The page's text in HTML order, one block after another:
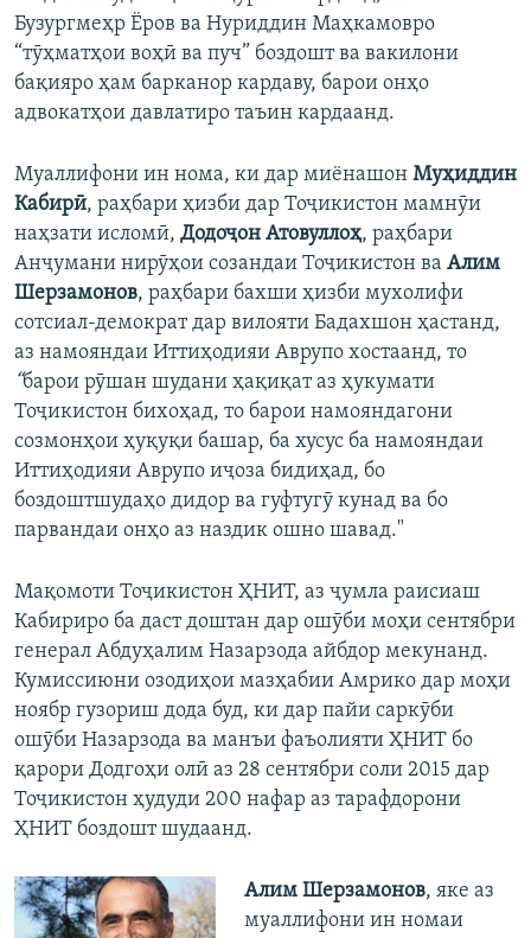
Бузургмеҳр Ёров ва Нуриддин Маҳкамовро
“тӯҳматҳои воҳӣ ва пуч” боздошт ва вакилони
бақияро ҳам барканор кардаву, барои онҳо
адвокатҳои давлатиро таъин кардаанд.
Муаллифони ин нома, ки дар миёнашон Муҳиддин
Кабирӣ, раҳбари ҳизби дар Тоҷикистон мамнӯи
наҳзати исломӣ, Додоҷон Атовуллоҳ, раҳбари
Анҷумани нирӯҳои созандаи Тоҷикистон ва Алим
Шерзамонов, раҳбари бахши ҳизби мухолифи
сотсиал-демократ дар вилояти Бадахшон ҳастанд,
аз намояндаи Иттиҳодияи Аврупо хостаанд, то
“барои рӯшан шудани ҳақиқат аз ҳукумати
Тоҷикистон бихоҳад, то барои намояндагони
созмонҳои ҳуқуқи башар, ба хусус ба намояндаи
Иттиҳодияи Аврупо иҷоза бидиҳад, бо
боздоштшудаҳо дидор ва гуфтугӯ кунад ва бо
парвандаи онҳо аз наздик ошно шавад."
Мақомоти Тоҷикистон ҲНИТ, аз ҷумла раисиаш
Кабириро ба даст доштан дар ошӯби моҳи сентябри
генерал Абдуҳалим Назарзода айбдор мекунанд.
Кумиссиюни озодиҳои мазҳабии Амрико дар моҳи
ноябр гузориш дода буд, ки дар пайи саркӯби
ошӯби Назарзода ва манъи фаъолияти ҲНИТ бо
қарори Додгоҳи олӣ аз 28 сентябри соли 2015 дар
Тоҷикистон ҳудуди 200 нафар аз тарафдорони
ҲНИТ боздошт шудаанд.
Алим Шерзамонов, яке аз
муаллифони ин номаи